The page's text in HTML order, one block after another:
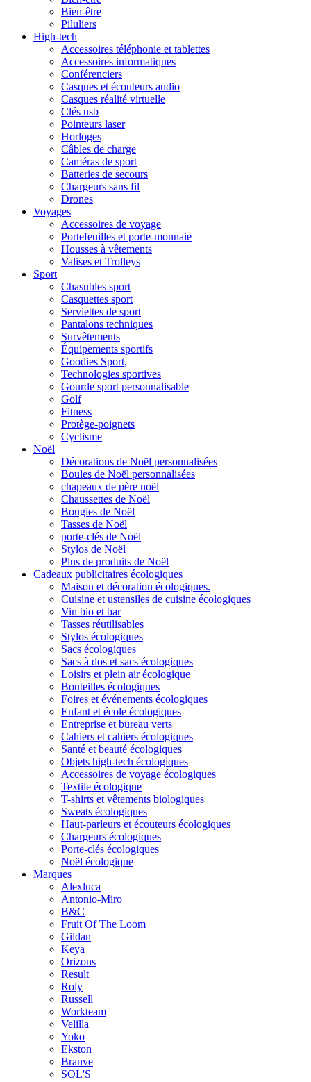
Bien-être
Piluliers
High-tech
Accessoires téléphonie et tablettes
Accessoires informatiques
Conférenciers
Casques et écouteurs audio
Casques réalité virtuelle
Clés usb
Pointeurs laser
Horloges
Câbles de charge
Caméras de sport
Batteries de secours
Chargeurs sans fil
Drones
Voyages
Accessoires de voyage
Portefeuilles et porte-monnaie
Housses à vêtements
Valises et Trolleys
Sport
Chasubles sport
Casquettes sport
Serviettes de sport
Pantalons techniques
Survêtements
Équipements sportifs
Goodies Sport,
Technologies sportives
Gourde sport personnalisable
Golf
Fitness
Protège-poignets
Cyclisme
Noël
Décorations de Noël personnalisées
Boules de Noël personnalisées
chapeaux de père noël
Chaussettes de Noël
Bougies de Noël
Tasses de Noël
porte-clés de Noël
Stylos de Noël
Plus de produits de Noël
Cadeaux publicitaires écologiques
Maison et décoration écologiques.
Cuisine et ustensiles de cuisine écologiques
Vin bio et bar
Tasses réutilisables
Stylos écologiques
Sacs écologiques
Sacs à dos et sacs écologiques
Loisirs et plein air écologique
Bouteilles écologiques
Foires et événements écologiques
Enfant et école écologiques
Entreprise et bureau verts
Cahiers et cahiers écologiques
Santé et beauté écologiques
Objets high-tech écologiques
Accessoires de voyage écologiques
Textile écologique
T-shirts et vêtements biologiques
Sweats écologiques
Haut-parleurs et écouteurs écologiques
Chargeurs écologiques
Porte-clés écologiques
Noël écologique
Marques
Alexluca
Antonio-Miro
B&C
Fruit Of The Loom
Gildan
Keya
Orizons
Result
Roly
Russell
Workteam
Velilla
Yoko
Ekston
Branve
SOL'S